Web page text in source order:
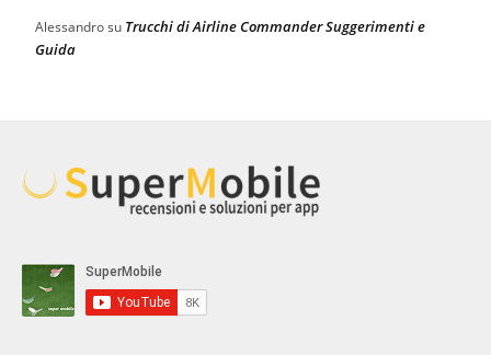
Alessandrosu Trucchi di Airline Commander Suggerimenti e
Guida